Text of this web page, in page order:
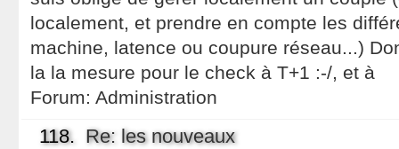
localement, et prendre en compte les
machine, latence ou coupure réseau...)
la la mesure pour le check à T+1 :-/, et à
Forum: Administration
118. Re: les nouveaux